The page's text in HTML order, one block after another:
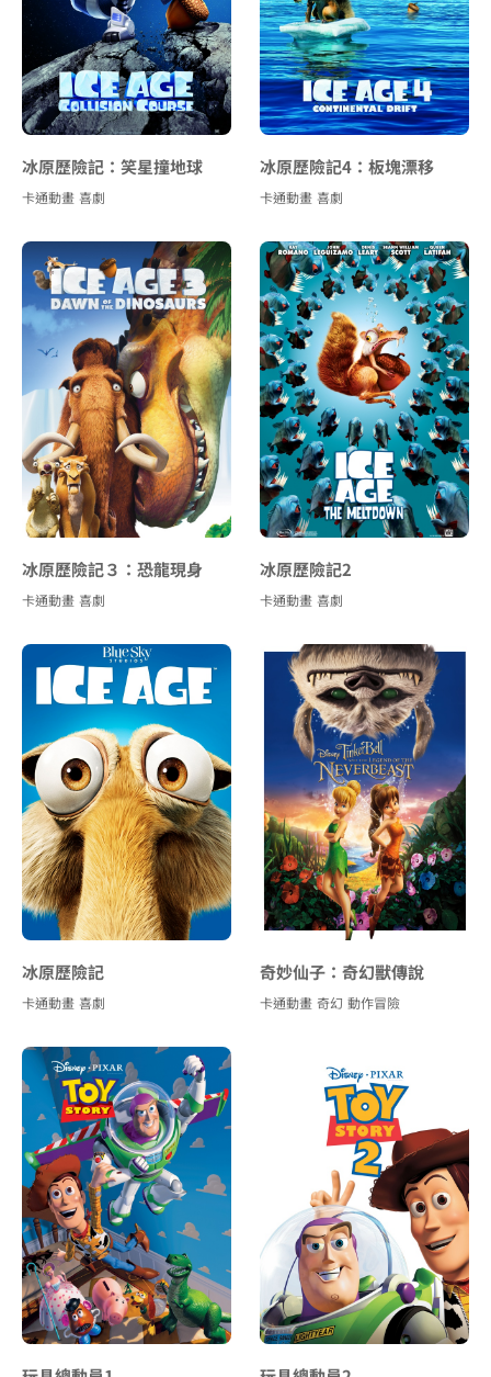
冰原歷險記：笑星撞地球
卡通動畫 喜劇
冰原歷險記4：板塊漂移
卡通動畫 喜劇
冰原歷險記３：恐龍現身
卡通動畫 喜劇
冰原歷險記2
卡通動畫 喜劇
冰原歷險記
卡通動畫 喜劇
奇妙仙子：奇幻獸傳說
卡通動畫 奇幻 動作冒險